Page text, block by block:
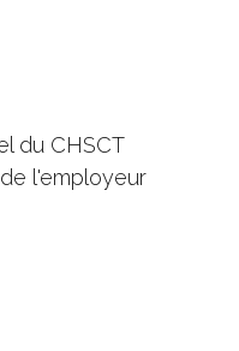
du CHSCT
l'employeur